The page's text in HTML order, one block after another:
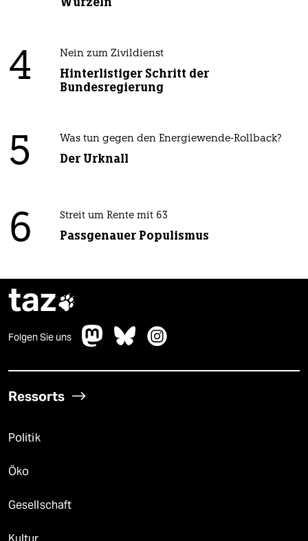
4 Nein zum Zivildienst
Hinterlistiger Schritt der
Bundesregierung
5 Was tun gegen den Energiewende-Rollback?
Der Urknall
6 Streit um Rente mit 63
Passgenauer Populismus
taz
Folgen Sie uns
Ressorts
Politik
Öko
Gesellschaft